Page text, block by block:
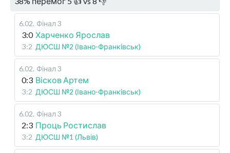
6.02. Фінал 3
3:0 Харченко Ярослав
3:2 ДЮСШ №2 (Івано-Франківськ)
6.02. Фінал 3
0:3 Вісков Артем
3:2 ДЮСШ №2 (Івано-Франківськ)
6.02. Фінал 3
2:3 Проць Ростислав
3:2 ДЮСШ №1 (Львів)